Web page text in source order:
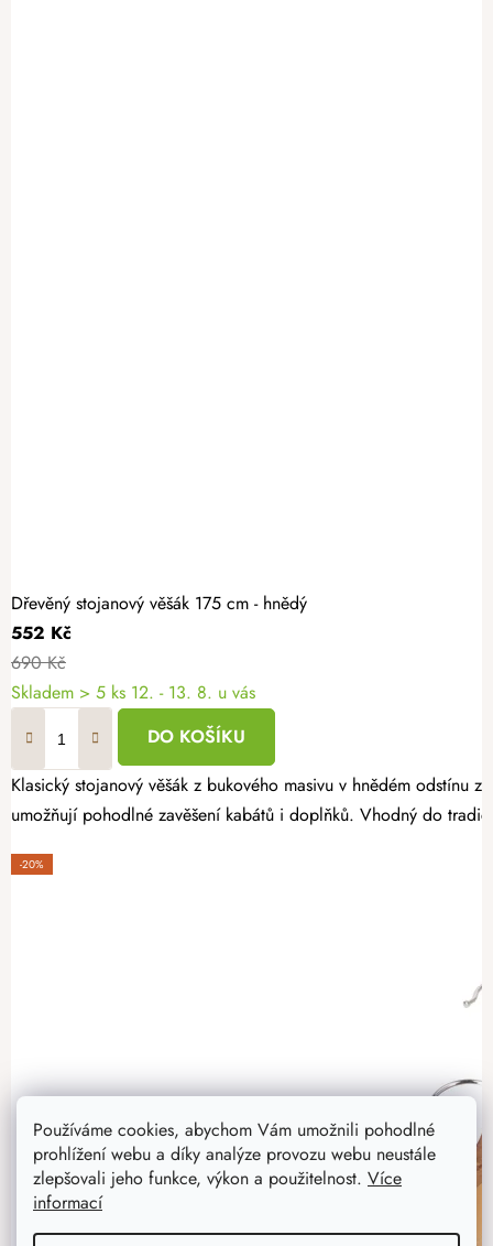
Používáme cookies, abychom Vám umožnili pohodlné
prohlížení webu a díky analýze provozu webu neustále
zlepšovali jeho funkce, výkon a použitelnost. Více
informací
Dřevěný stojanový věšák 175 cm - hnědý
552 Kč
690 Kč
Skladem > 5 ks 12. - 13. 8. u vás
DO KOŠÍKU
Klasický stojanový věšák z bukového masivu v hnědém odstínu
umožňují pohodlné zavěšení kabátů i doplňků. Vhodný do
-20%